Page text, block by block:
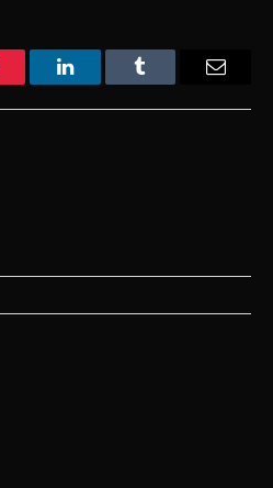
LinkedInTumblr